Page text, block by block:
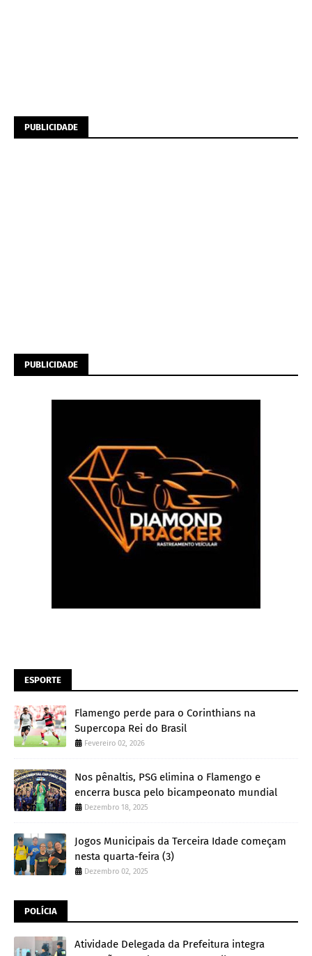
PUBLICIDADE
PUBLICIDADE
ESPORTE
Flamengo perde para o Corinthians na
Supercopa Rei do Brasil
Fevereiro 02, 2026
Nos pênaltis, PSG elimina o Flamengo e
encerra busca pelo bicampeonato mundial
Dezembro 18, 2025
Jogos Municipais da Terceira Idade começam
nesta quarta-feira (3)
Dezembro 02, 2025
POLÍCIA
Atividade Delegada da Prefeitura integra